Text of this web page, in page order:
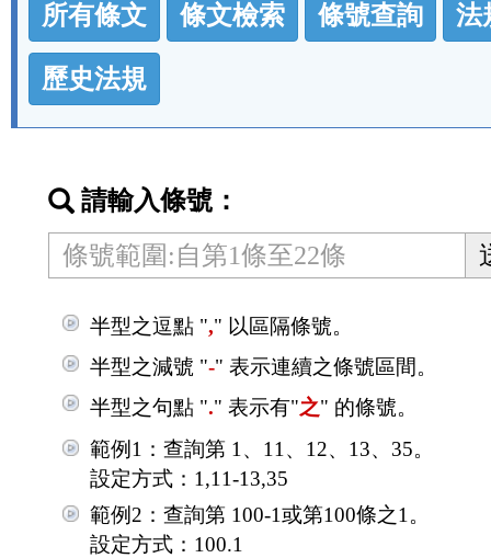
規
功
能
按
區
所有條文 條文檢索 條號查詢 法
歷史法規
請輸入條號：
半型之逗點 "," 以區隔條號。
半型之減號 "-" 表示連續之條號區間。
半型之句點 "." 表示有"之" 的條號。
範例1：查詢第 1、11、12、13、35。
設定方式：1,11-13,35
範例2：查詢第 100-1或第100條之1。
設定方式：100.1